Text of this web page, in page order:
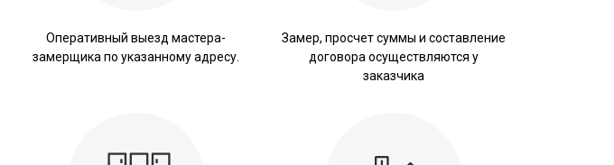
Оперативный выезд мастера-
замерщика по указанному адресу.
Замер, просчет суммы и составление
договора осуществляются у
заказчика